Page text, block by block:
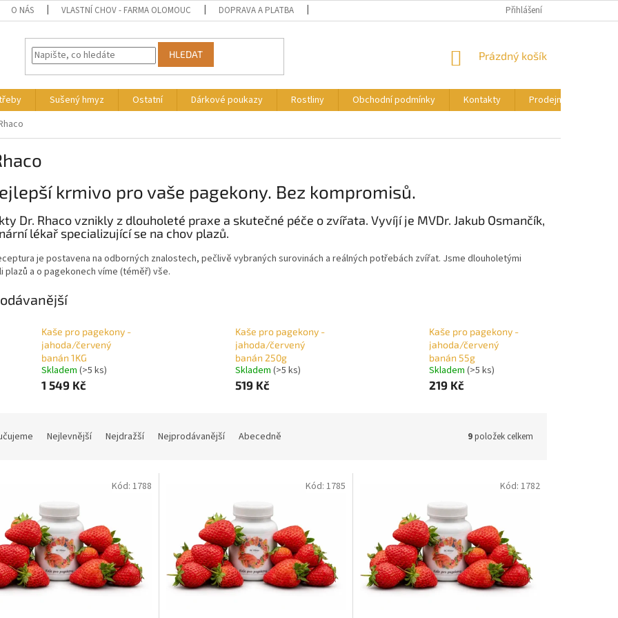
O NÁS VLASTNÍ CHOV - FARMA OLOMOUC DOPRAVA A PLATBA PODMÍNKY OCHRANY OSOBNÍCH ÚDAJŮ
Přihlášení
HLEDAT
NÁKUPNÍ
Prázdný košík
Sušený hmyz Ostatní Dárkové poukazy Rostliny Obchodní podmínky Kontakty
Prodejní akce a trhy
krmivo pro vaše pagekony. Bez kompromisů.
Dr. Rhaco vznikly z dlouholeté praxe a skutečné péče o zvířata. Vyvíjí je MVDr. Jakub Osmančík,
lékař specializující se na chov plazů.
je postavena na odborných znalostech, pečlivě vybraných surovinách a reálných potřebách zvířat. Jsme dlouholetými
plazů a o pagekonech víme (téměř) vše.
Kaše pro pagekony -
jahoda/červený
banán 1KG
Skladem (>5 ks)
1 549 Kč
Kaše pro pagekony -
jahoda/červený
banán 250g
Skladem (>5 ks)
519 Kč
Kaše pro pagekony -
jahoda/červený
banán 55g
Skladem (>5 ks)
219 Kč
Nejlevnější Nejdražší Nejprodávanější Abecedně 9položek celkem
Kód: 1788 Kód: 1785 Kód: 1782